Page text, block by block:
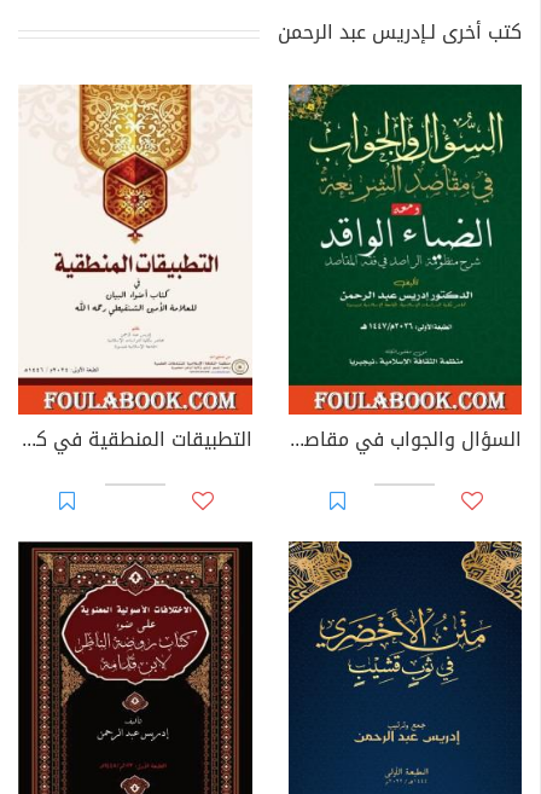
كتب أخرى لـإدريس عبد الرحمن
السؤال والجواب في مقاصد الشريعة، ومعه: الضياء الواقد شرح منظومة الراصد في فقه المقاصد التطبيقات المنطقية في كتاب أضواء البيان